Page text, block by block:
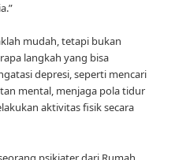
mudah, tetapi bukan
langkah yang bisa
depresi, seperti mencari
mental, menjaga pola tidur
aktivitas fisik secara